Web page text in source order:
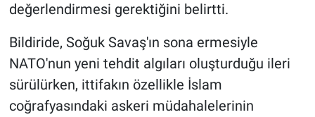
değerlendirmesi gerektiğini belirtti.
Bildiride, Soğuk Savaş'ın sona ermesiyle
NATO'nun yeni tehdit algıları oluşturduğu ileri
sürülürken, ittifakın özellikle İslam
coğrafyasındaki askeri müdahalelerinin